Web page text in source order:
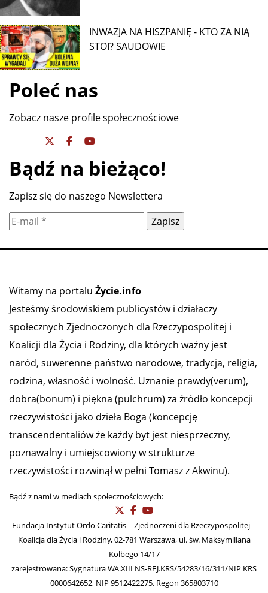
INWAZJA NA HISZPANIĘ - KTO ZA NIĄ
STOI? SAUDOWIE
Poleć nas
Zobacz nasze profile społecznościowe
Bądź na bieżąco!
Zapisz się do naszego Newslettera
Witamy na portalu Życie.info
Jesteśmy środowiskiem publicystów i działaczy
społecznych Zjednoczonych dla Rzeczypospolitej i
Koalicji dla Życia i Rodziny, dla których ważny jest
naród, suwerenne państwo narodowe, tradycja, religia,
rodzina, własność i wolność. Uznanie prawdy(verum),
dobra(bonum) i piękna (pulchrum) za źródło koncepcji
rzeczywistości jako dzieła Boga (koncepcję
transcendentaliów że każdy byt jest niesprzeczny,
poznawalny i umiejscowiony w strukturze
rzeczywistości rozwinął w pełni Tomasz z Akwinu).
Bądź z nami w mediach społecznościowych:
Fundacja Instytut Ordo Caritatis – Zjednoczeni dla Rzeczypospolitej –
Koalicja dla Życia i Rodziny, 02-781 Warszawa, ul. św. Maksymiliana
Kolbego 14/17
zarejestrowana: Sygnatura WA.XIII NS-REJ.KRS/54283/16/311/NIP KRS
0000642652, NIP 9512422275, Regon 365803710